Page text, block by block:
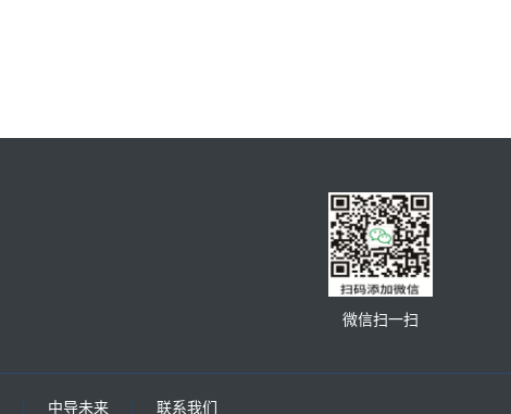
微信扫一扫
| 中导未来 | 联系我们